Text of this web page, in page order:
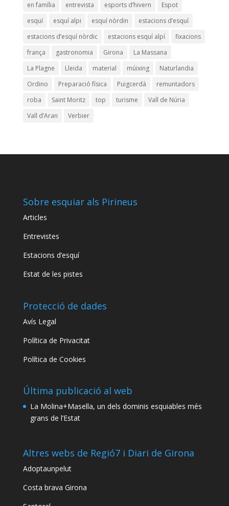
en família
entrevista esports d’hivern
Espot
esquí
esquí alpi esquí nòrdin
estacions d’esquí
estacions d’esquí nòrdic
estacions esquí alpí
fixacions
frança
gastronomia Girona
La Massana
La Plagne
Lleida material múixing
Naturlandia
Ordino
Preparació física Puigcerdà
remuntadors
roba
Saint Moritz top turisme
Vall de Núria
Vall d’Aran
Verbier
Sobre esquiar als Pirineus
Articles
Entrevistes
Estacions d’esquí
Estat de les pistes
Protecció de dades
Avís Legal
Política de Privacitat
Política de Cookies
Última publicació al web
La Molina+Masella, un dels dominis esquiables més
grans de l’Estat
Altres webs de Regió7 i Diari de Girona
Adoptaunpelut
Costa brava Girona